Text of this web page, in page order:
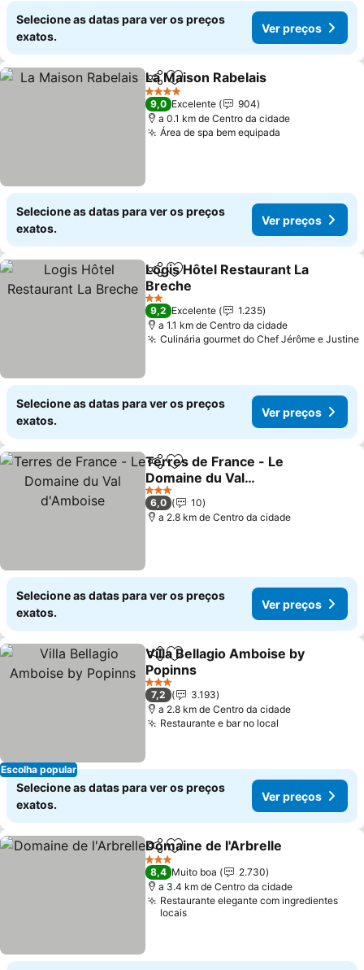
Selecione as datas para ver os preços
exatos.
Ver preços
PartilharAdicionar aos favoritos
La Maison Rabelais
4 Estrelas
9,0 Excelente
904
a 0.1 km de Centro da cidade
Área de spa bem equipada
Selecione as datas para ver os preços
exatos.
Ver preços
PartilharAdicionar aos favoritos
Logis Hôtel Restaurant La
Breche
Ver preços
2 Estrelas
9,2 Excelente
1.235
a 1.1 km de Centro da cidade
Culinária gourmet do Chef Jérôme e Justine
Selecione as datas para ver os preços
exatos.
Ver preços
PartilharAdicionar aos favoritos
Terres de France - Le
Domaine du Val
d'Amboise
Ver preços
3 Estrelas
6,0
10
a 2.8 km de Centro da cidade
Selecione as datas para ver os preços
exatos.
Ver preços
Escolha popular
PartilharAdicionar aos favoritos
Villa Bellagio Amboise by
Popinns
Ver preços
3 Estrelas
7,2
3.193
a 2.8 km de Centro da cidade
Restaurante e bar no local
Selecione as datas para ver os preços
exatos.
Ver preços
PartilharAdicionar aos favoritos
Domaine de l'Arbrelle
3 Estrelas
8,4 Muito boa
2.730
a 3.4 km de Centro da cidade
Restaurante elegante com ingredientes
locais